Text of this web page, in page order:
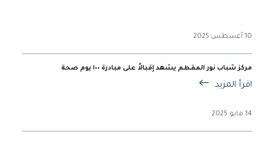
10 أغسطس 2025
مركز شباب نور المقطم يشهد إقبالاً على مبادرة ١٠٠ يوم صحة
اقرأ المزيد
14 مايو 2025